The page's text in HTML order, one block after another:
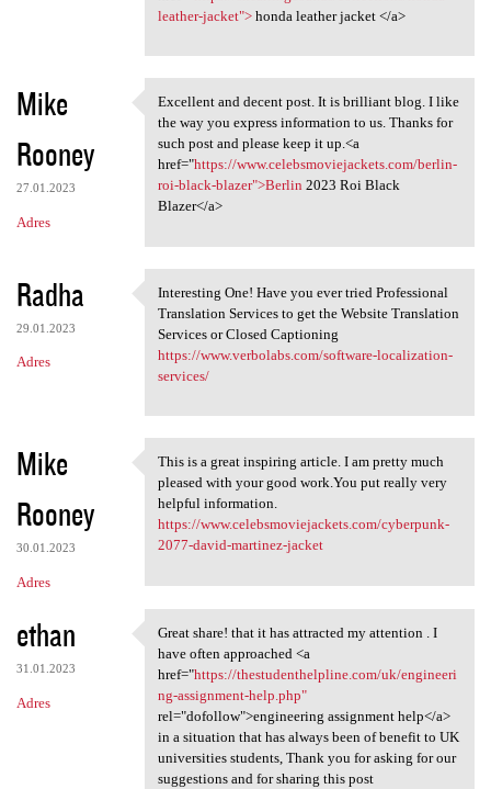
leather-jacket">honda leather jacket </a>
Mike
Rooney
27.01.2023
Adres
Excellent and decent post. It
Excellent and decent post. It is brilliant blog. I like
the way you express information to us. Thanks for
such post and please keep it up.<a
href="https://www.celebsmoviejackets.com/berlin-
roi-black-blazer">Berlin 2023 Roi Black
Blazer</a>
Radha
29.01.2023
Adres
Interesting One! Have you
Interesting One! Have you ever tried Professional
Translation Services to get the Website Translation
Services or Closed Captioning
https://www.verbolabs.com/software-localization-
services/
Mike
Rooney
30.01.2023
Adres
This is a great inspiring
This is a great inspiring article. I am pretty much
pleased with your good work.You put really very
helpful information.
https://www.celebsmoviejackets.com/cyberpunk-
2077-david-martinez-jacket
ethan
31.01.2023
Adres
Great share! that it has
Great share! that it has attracted my attention . I
have often approached <a
href="https://thestudenthelpline.com/uk/engineeri
ng-assignment-help.php"
rel="dofollow">engineering assignment help</a>
in a situation that has always been of benefit to UK
universities students, Thank you for asking for our
suggestions and for sharing this post